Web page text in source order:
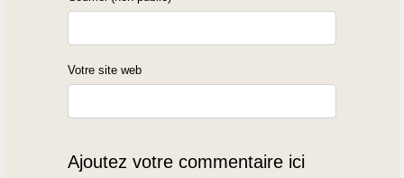
Votre site web
Ajoutez votre commentaire ici